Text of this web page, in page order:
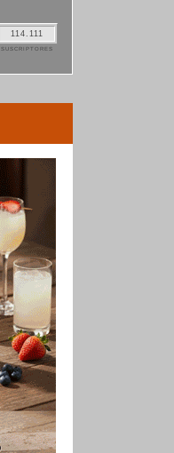
114.111
SUSCRIPTORES